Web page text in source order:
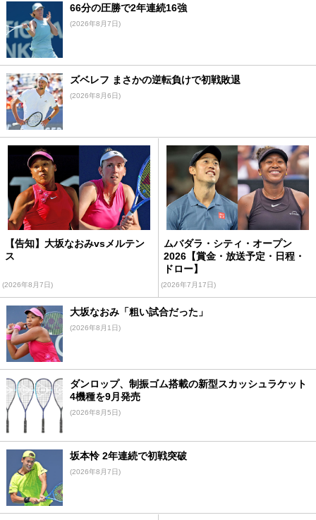
66分の圧勝で2年連続16強
(2026年8月7日)
ズベレフ まさかの逆転負けで初戦敗退
(2026年8月6日)
【告知】大坂なおみvsメルテン
ス
(2026年8月7日)
ムバダラ・シティ・オープン
2026【賞金・放送予定・日程・
ドロー】
(2026年7月17日)
大坂なおみ「粗い試合だった」
(2026年8月1日)
ダンロップ、制振ゴム搭載の新型スカッシュラケット
4機種を9月発売
(2026年8月5日)
坂本怜 2年連続で初戦突破
(2026年8月7日)